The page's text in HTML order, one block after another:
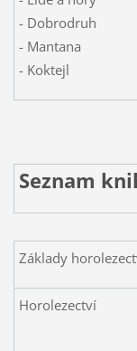
- Dobrodruh
- Mantana
- Koktejl
Seznam
Základy
Horolezectví